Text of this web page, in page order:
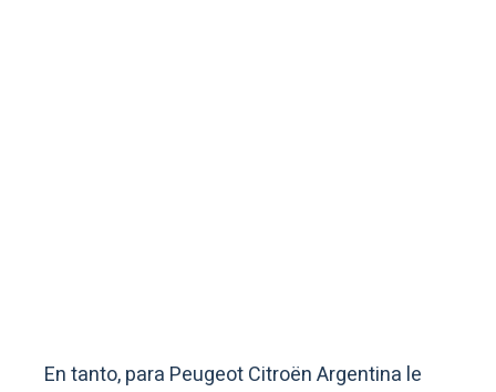
En tanto, para Peugeot Citroën Argentina le